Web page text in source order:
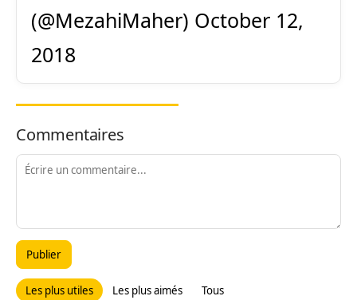
(@MezahiMaher) October 12,
2018
Commentaires
Publier
Les plus utiles Les plus aimés Tous